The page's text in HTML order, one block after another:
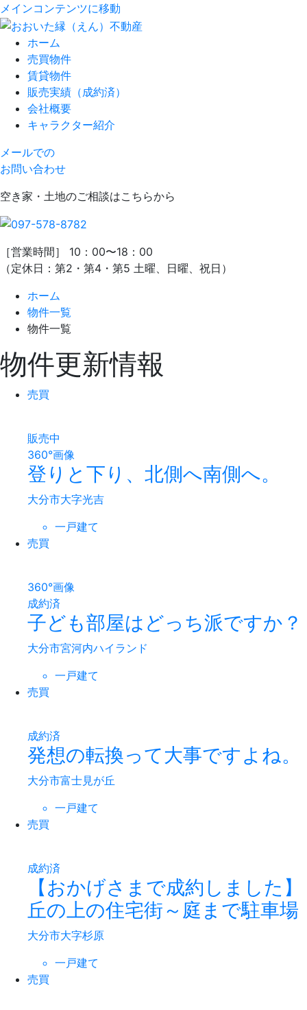
メインコンテンツに移動
ホーム
売買物件
賃貸物件
販売実績（成約済）
会社概要
キャラクター紹介
メールでの
お問い合わせ
空き家・土地のご相談はこちらから
［営業時間］ 10：00〜18：00
（定休日：第2・第4・第5 土曜、日曜、祝日）
ホーム
物件一覧
物件一覧
物件更新情報
売買
販売中
360°画像
登りと下り、北側へ南側へ。
大分市大字光吉
一戸建て
売買
360°画像
成約済
子ども部屋はどっち派ですか？
大分市宮河内ハイランド
一戸建て
売買
成約済
発想の転換って大事ですよね。
大分市富士見が丘
一戸建て
売買
成約済
【おかげさまで成約しました】
丘の上の住宅街～庭まで駐車場
大分市大字杉原
一戸建て
売買